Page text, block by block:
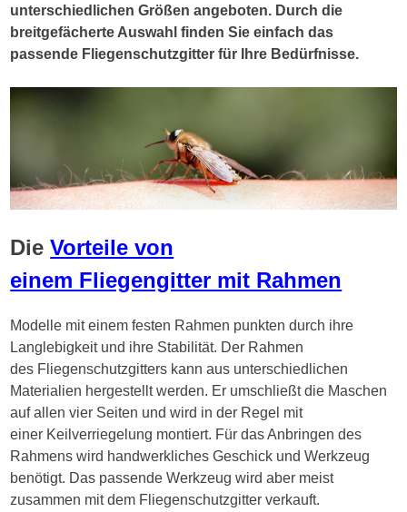
unterschiedlichen Größen angeboten. Durch die
breitgefächerte Auswahl finden Sie einfach das
passende Fliegenschutzgitter für Ihre Bedürfnisse.
DieVorteile von
einem Fliegengitter mit Rahmen
Modelle mit einem festen Rahmen punkten durch ihre
Langlebigkeit und ihre Stabilität. Der Rahmen
des Fliegenschutzgitters kann aus unterschiedlichen
Materialien hergestellt werden. Er umschließt die Maschen
auf allen vier Seiten und wird in der Regel mit
einer Keilverriegelung montiert. Für das Anbringen des
Rahmens wird handwerkliches Geschick und Werkzeug
benötigt. Das passende Werkzeug wird aber meist
zusammen mit dem Fliegenschutzgitter verkauft.